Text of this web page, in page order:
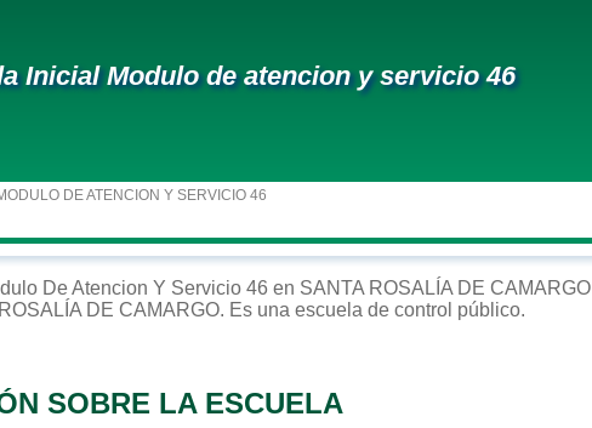
Inicial Modulo de atencion y servicio 46
DE ATENCION Y SERVICIO 46
De Atencion Y Servicio 46 en SANTA ROSALÍA DE CAMARGO
DE CAMARGO. Es una escuela de control público.
SOBRE LA ESCUELA